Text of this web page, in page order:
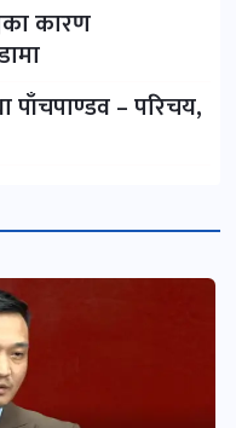
कारण
पाँचपाण्डव – परिचय,